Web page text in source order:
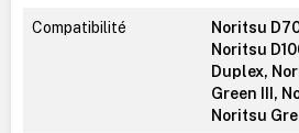
Compatibilité
Noritsu
Noritsu
Duplex,
Green III,
Noritsu